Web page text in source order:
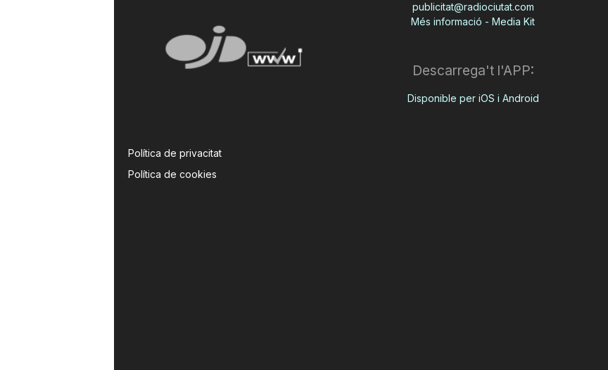
Política de privacitat
Política de cookies
publicitat@radiociutat.com
Més informació - Media Kit
Descarrega't l'APP:
Disponible per iOS i Android